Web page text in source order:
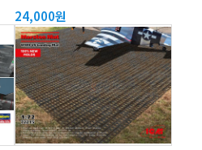
24,000원